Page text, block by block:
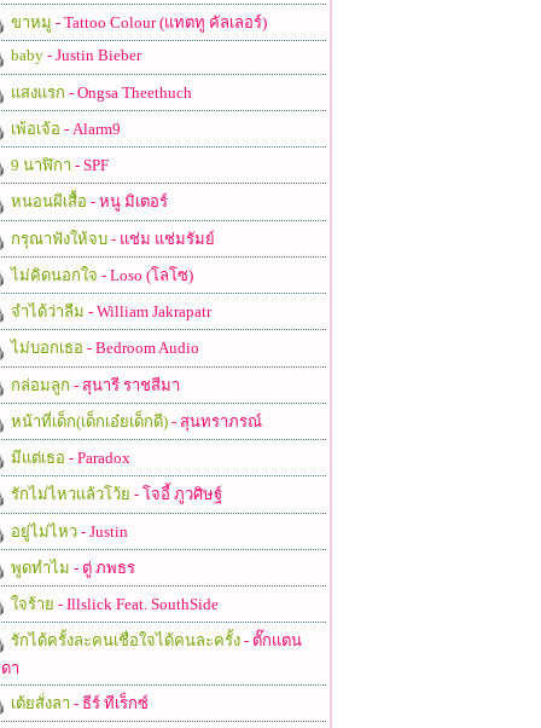
ขาหมู - Tattoo Colour (แทตทู คัลเลอร์)
baby- Justin Bieber
แสงแรก - Ongsa Theethuch
เพ้อเจ้อ - Alarm9
9 นาฬิกา - SPF
หนอนผีเสื้อ - หนู มิเตอร์
กรุณาฟังให้จบ- แช่ม แช่มรัมย์
ไม่คิดนอกใจ - Loso (โลโซ)
จำได้ว่าลืม - William Jakrapatr
ไม่บอกเธอ - Bedroom Audio
กล่อมลูก - สุนารี ราชสีมา
หน้าที่เด็ก(เด็กเอ๋ยเด็กดี)- สุนทราภรณ์
มีแต่เธอ - Paradox
รักไม่ไหวแล้วโว้ย - โจอี้ ภูวศิษฐ์
อยู่ไม่ไหว- Justin
พูดทำไม - ตู่ ภพธร
ใจร้าย - Illslick Feat. SouthSide
รักได้ครั้งละคนเชื่อใจได้คนละครั้ง- ตั๊กแตน
า
เต้ยสั่งลา - ธีร์ ทีเร็กซ์